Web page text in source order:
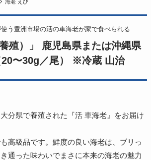
海老 えび
う豊洲市場の活の車海老が家で食べられる
殖）」 鹿児島県または沖縄県
〜30g／尾） ※冷蔵 山治
分県で養殖された『活 車海老』をお届け
高級品です。鮮度の良い海老は、ブリっ
通った味わいでまさに本来の海老の魅力